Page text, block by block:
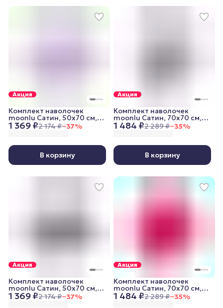
Акция
1 369 ₽2 174 ₽−37%
Комплект наволочек
moonlu Сатин, 50x70 см,
пудровый
В корзину
Акция
1 484 ₽2 289 ₽−35%
Комплект наволочек
moonlu Сатин, 70x70 см,
серый
В корзину
Акция
1 369 ₽2 174 ₽−37%
Комплект наволочек
moonlu Сатин, 50x70 см,
серый
Акция
1 484 ₽2 289 ₽−35%
Комплект наволочек
moonlu Сатин, 70x70 см,
красный